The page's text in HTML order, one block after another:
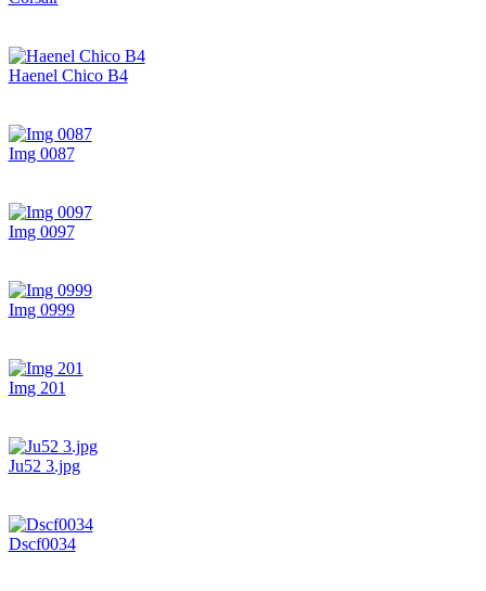
Haenel Chico B4
Img 0087
Img 0097
Img 0999
Img 201
Ju52 3.jpg
Dscf0034